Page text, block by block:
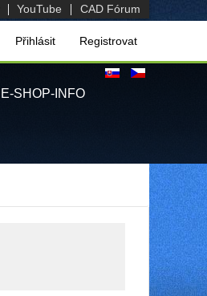
YouTube CAD Fórum
Přihlásit Registrovat
E-SHOP-INFO